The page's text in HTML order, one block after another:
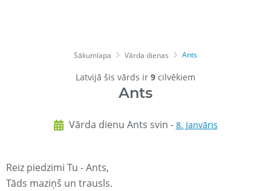
Sākumlapa Vārda dienas Ants
Latvijā šis vārds ir 9 cilvēkiem
Ants
Vārda dienu Ants svin - 8. Janvāris
Reiz piedzimi Tu - Ants,
Tāds maziņš un trausls.